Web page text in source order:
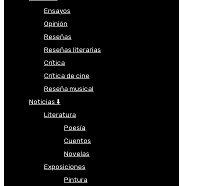
Ensayos
Opinión
Reseñas
Reseñas literarias
Crítica
Crítica de cine
Reseña musical
Noticias ⬇️
Literatura
Poesía
Cuentos
Novelas
Exposiciones
Pintura